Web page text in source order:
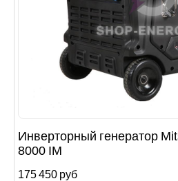
Инверторный генератор
8000 IM
175 450 руб